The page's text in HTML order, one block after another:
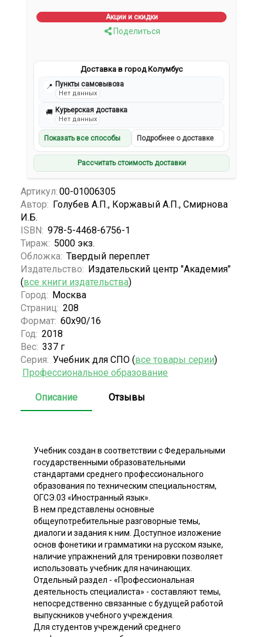
Акции и скидки
Поделиться
Доставка в город Колумбус
📍 Пункты самовывоза
Нет данных
🚚 Курьерская доставка
Нет данных
Показать все способы Подробнее о доставке
Рассчитать стоимость доставки
Артикул: 00-01006305
Автор: Голубев А.П., Коржавый А.П., Смирнова
И.Б.
ISBN: 978-5-4468-6756-1
Тираж: 5000 экз.
Обложка: Твердый переплет
Издательство: Издательский центр "Академия"
(все книги издательства)
Город: Москва
Страниц: 208
Формат: 60х90/16
Год: 2018
Вес: 337 г
Серия: Учебник для СПО (все товары серии)
Профессиональное образование
Описание Отзывы
Учебник создан в соответствии с Федеральными
государственными образовательными
стандартами среднего профессионального
образования по техническим специальностям,
ОГСЭ.03 «Иностранный язык».
В нем представлены основные
общеупотребительные разговорные темы,
диалоги и задания к ним. Доступное изложение
основ фонетики и грамматики на русском языке,
наличие упражнений для тренировки позволяет
использовать учебник для начинающих.
Отдельный раздел - «Профессиональная
деятельность специалиста» - составляют темы,
непосредственно связанные с будущей работой
выпускников учебного учреждения.
Для студентов учреждений среднего